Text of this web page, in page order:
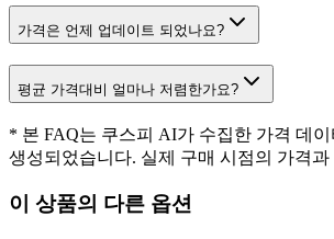
가격은 언제 업데이트 되었나요?
평균 가격대비 얼마나 저렴한가요?
* 본 FAQ는 쿠스피 AI가 수집한 가격 데
생성되었습니다. 실제 구매 시점의 가격
이 상품의 다른 옵션